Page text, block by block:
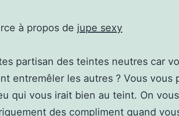
à propos de jupe sexy
partisan des teintes neutres car
entremêler les autres ? Vous vous
qui vous irait bien au teint. On
des compliment quand